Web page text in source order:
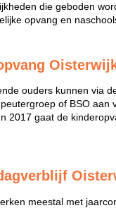
die geboden
opvang en
ouders kunnen via
of BSO
2017 gaat de
meestal met